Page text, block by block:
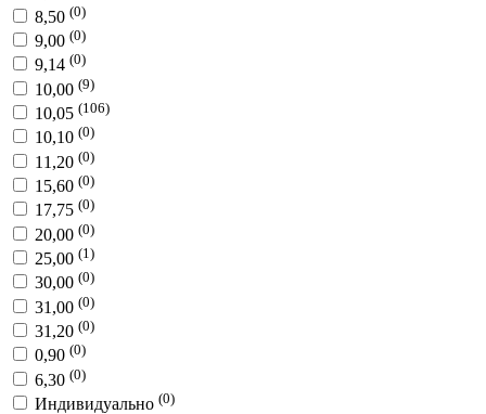
8,50 (0)
9,00 (0)
9,14 (0)
10,00 (9)
10,05 (106)
10,10 (0)
11,20 (0)
15,60 (0)
17,75 (0)
20,00 (0)
25,00 (1)
30,00 (0)
31,00 (0)
31,20 (0)
0,90 (0)
6,30 (0)
Индивидуально (0)